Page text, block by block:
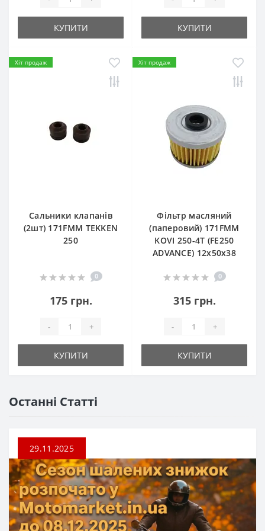
КУПИТИ КУПИТИ
Хіт продаж
Сальники клапанів
(2шт) 171FMM TEKKEN
250
0
175 грн.
- +
КУПИТИ
Хіт продаж
Фільтр масляний
(паперовий) 171FMM
KOVI 250-4T (FE250
ADVANCE) 12х50х38
0
315 грн.
- +
КУПИТИ
Останні Статті
29.11.2025